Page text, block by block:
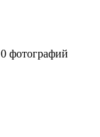
0 фотографий